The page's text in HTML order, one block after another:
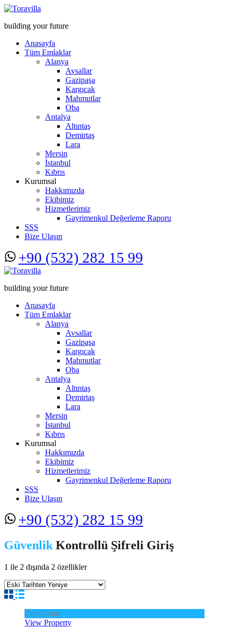
building your future
Anasayfa
Tüm Emlaklar
Alanya
Avsallar
Gazipaşa
Kargıcak
Mahmutlar
Oba
Antalya
Altıntaş
Demirtaş
Lara
Mersin
İstanbul
Kıbrıs
Kurumsal
Hakkımızda
Ekibimiz
Hizmetlerimiz
Gayrimenkul Değerleme Raporu
SSS
Bize Ulaşın
+90 (532) 282 15 99
building your future
Anasayfa
Tüm Emlaklar
Alanya
Avsallar
Gazipaşa
Kargıcak
Mahmutlar
Oba
Antalya
Altıntaş
Demirtaş
Lara
Mersin
İstanbul
Kıbrıs
Kurumsal
Hakkımızda
Ekibimiz
Hizmetlerimiz
Gayrimenkul Değerleme Raporu
SSS
Bize Ulaşın
+90 (532) 282 15 99
Güvenlik Kontrollü Şifreli Giriş
1 ile 2 dışında 2 özellikler
Öne Çıkan
View Property